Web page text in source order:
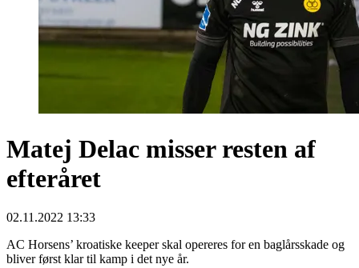
Matej Delac misser resten af
efteråret
02.11.2022 13:33
AC Horsens’ kroatiske keeper skal opereres for en baglårsskade og
bliver først klar til kamp i det nye år.